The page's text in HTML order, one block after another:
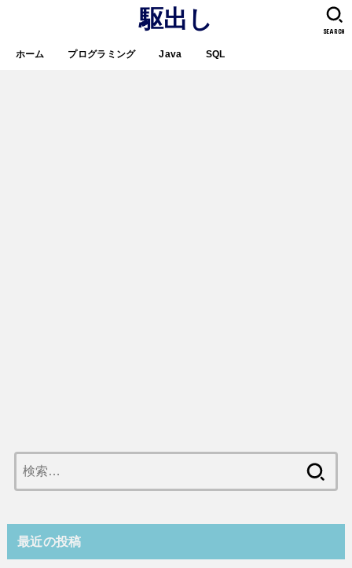
駆出し
ホーム プログラミング Java SQL
SEARCH
索:
最近の投稿